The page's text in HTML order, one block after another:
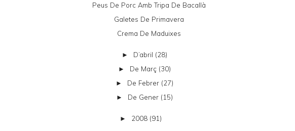
Peus De Porc Amb Tripa De Bacallà
Galetes De Primavera
Crema De Maduixes
► D’abril (28)
► De Març (30)
► De Febrer (27)
► De Gener (15)
► 2008 (91)